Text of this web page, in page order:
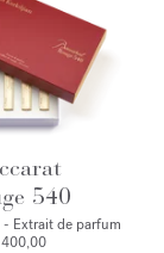
540
- Extrait de parfum